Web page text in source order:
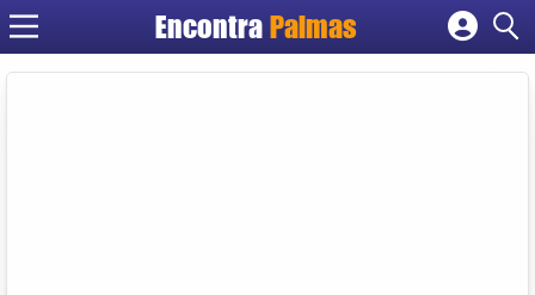
Encontra Palmas
Cadastrar empresa